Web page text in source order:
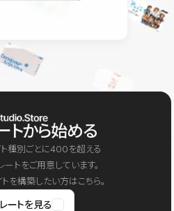
トから始める
種別ごとに400を超える
トをご用意しています。
を構築したい方はこちら。
ートを見る